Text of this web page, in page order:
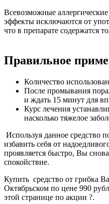
Всевозможные
эффекты исключаются от
что в препарате содержатся
Правильное
Количество
После промывания
и ждать 15 минут для
Курс лечения
насколько тяжелое
Используя данное средство
избавить себя от
проявляется быстро, Вы
спокойствие.
Купить средство от грибка
Октябрьском по цене 990
этой странице по акции ?.